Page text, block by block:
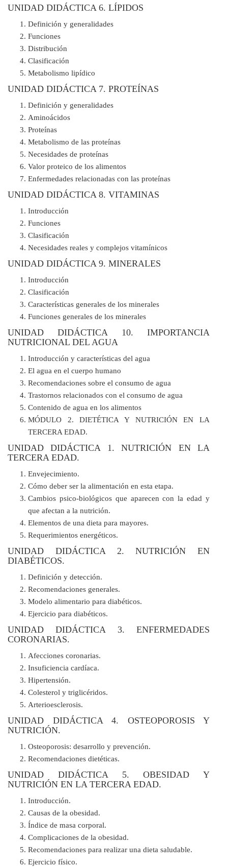
UNIDAD DIDÁCTICA 6. LÍPIDOS
Definición y generalidades
Funciones
Distribución
Clasificación
Metabolismo lipídico
UNIDAD DIDÁCTICA 7. PROTEÍNAS
Definición y generalidades
Aminoácidos
Proteínas
Metabolismo de las proteínas
Necesidades de proteínas
Valor proteico de los alimentos
Enfermedades relacionadas con las proteínas
UNIDAD DIDÁCTICA 8. VITAMINAS
Introducción
Funciones
Clasificación
Necesidades reales y complejos vitamínicos
UNIDAD DIDÁCTICA 9. MINERALES
Introducción
Clasificación
Características generales de los minerales
Funciones generales de los minerales
UNIDAD DIDÁCTICA 10. IMPORTANCIA
NUTRICIONAL DEL AGUA
Introducción y características del agua
El agua en el cuerpo humano
Recomendaciones sobre el consumo de agua
Trastornos relacionados con el consumo de agua
Contenido de agua en los alimentos
MÓDULO 2. DIETÉTICA Y NUTRICIÓN EN LA
TERCERA EDAD.
UNIDAD DIDÁCTICA 1. NUTRICIÓN EN LA
TERCERA EDAD.
Envejecimiento.
Cómo deber ser la alimentación en esta etapa.
Cambios psico-biológicos que aparecen con la edad y
que afectan a la nutrición.
Elementos de una dieta para mayores.
Requerimientos energéticos.
UNIDAD DIDÁCTICA 2. NUTRICIÓN EN
DIABÉTICOS.
Definición y detección.
Recomendaciones generales.
Modelo alimentario para diabéticos.
Ejercicio para diabéticos.
UNIDAD DIDÁCTICA 3. ENFERMEDADES
CORONARIAS.
Afecciones coronarias.
Insuficiencia cardíaca.
Hipertensión.
Colesterol y triglicéridos.
Arterioesclerosis.
UNIDAD DIDÁCTICA 4. OSTEOPOROSIS Y
NUTRICIÓN.
Osteoporosis: desarrollo y prevención.
Recomendaciones dietéticas.
UNIDAD DIDÁCTICA 5. OBESIDAD Y
NUTRICIÓN EN LA TERCERA EDAD.
Introducción.
Causas de la obesidad.
Índice de masa corporal.
Complicaciones de la obesidad.
Recomendaciones para realizar una dieta saludable.
Ejercicio físico.